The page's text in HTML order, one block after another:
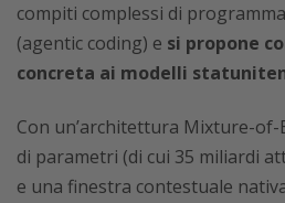
compiti complessi di
(agentic coding) e si propone
concreta ai modelli
Con un’architettura Mixture-of-
di parametri (di cui 35 miliardi
e una finestra contestuale